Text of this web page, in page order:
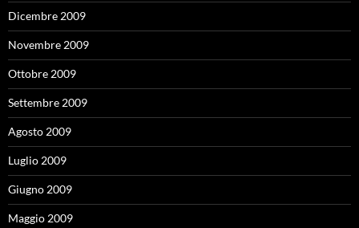
Dicembre 2009
Novembre 2009
Ottobre 2009
Settembre 2009
Agosto 2009
Luglio 2009
Giugno 2009
Maggio 2009